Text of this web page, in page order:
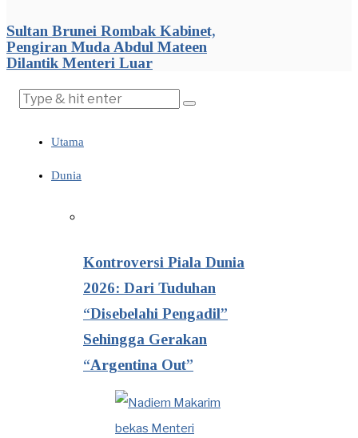
Sultan Brunei Rombak Kabinet,
Pengiran Muda Abdul Mateen
Dilantik Menteri Luar
Utama
Dunia
Kontroversi Piala Dunia
2026: Dari Tuduhan
“Disebelahi Pengadil”
Sehingga Gerakan
“Argentina Out”